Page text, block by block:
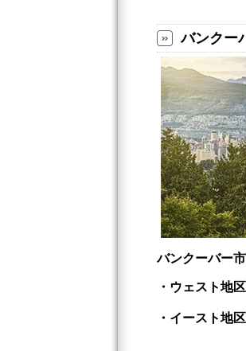
バンクー
バンクーバー
・ウェスト地区
・イースト